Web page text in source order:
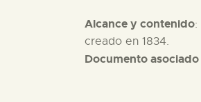
Alcance y contenido:
creado en 1834.
Documento asociado